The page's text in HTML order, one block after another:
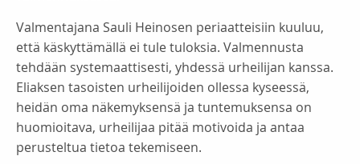
Valmentajana Sauli Heinosen periaatteisiin kuuluu,
että käskyttämällä ei tule tuloksia. Valmennusta
tehdään systemaattisesti, yhdessä urheilijan kanssa.
Eliaksen tasoisten urheilijoiden ollessa kyseessä,
heidän oma näkemyksensä ja tuntemuksensa on
huomioitava, urheilijaa pitää motivoida ja antaa
perusteltua tietoa tekemiseen.